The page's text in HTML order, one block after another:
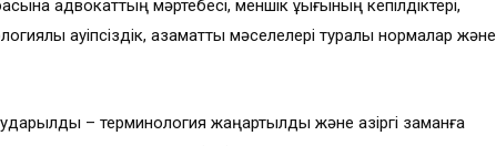
адвокаттың мәртебесі, меншік құқығының кепілдіктері,
қауіпсіздік, азаматтық мәселелері туралы нормалар және
– терминология жаңартылды және қазіргі заманға